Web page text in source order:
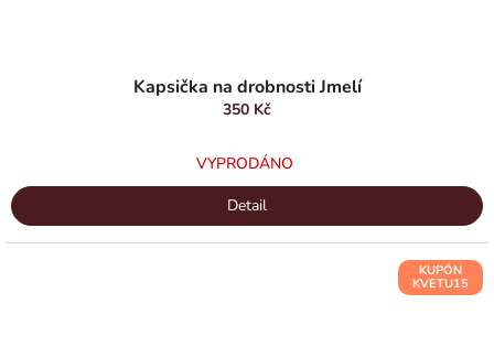
Kapsička na drobnosti Jmelí
350 Kč
VYPRODÁNO
Detail
KUPÓN
KVETU15